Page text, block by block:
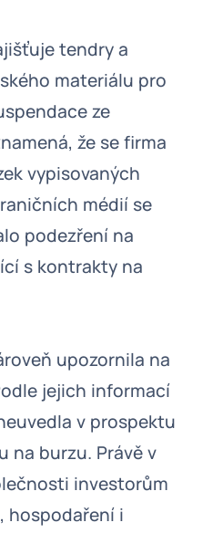
tendry a
materiálu pro
ze
že se firma
vypisovaných
médií se
podezření na
s kontrakty na
upozornila na
jejich informací
v prospektu
na burzu. Právě v
investorům
hospodaření i